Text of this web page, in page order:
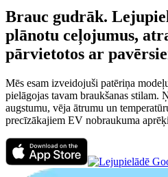
Brauc gudrāk.
plānotu ceļojumus,
pārvietotos ar
Mēs esam izveidojuši patēriņa
pielāgojas tavam braukšanas stilam.
augstumu, vēja ātrumu un
precīzākajiem EV nobraukuma